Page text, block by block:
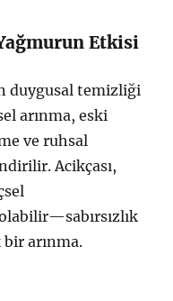
Etkisi
duygusal temizliği
arınma, eski
ve ruhsal
Acikçası,
arınma.